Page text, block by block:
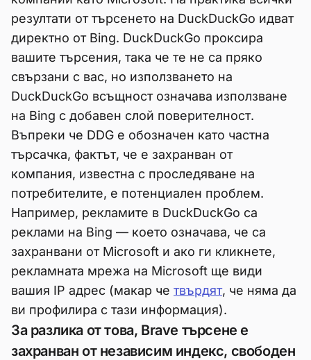
резултати от търсенето на DuckDuckGo идват
директно от Bing. DuckDuckGo проксира
вашите търсения, така че те не са пряко
свързани с вас, но използването на
DuckDuckGo всъщност означава използване
на Bing с добавен слой поверителност.
Въпреки че DDG е обозначен като частна
търсачка, фактът, че е захранван от
компания, известна с проследяване на
потребителите, е потенциален проблем.
Например, рекламите в DuckDuckGo са
реклами на Bing — което означава, че са
захранвани от Microsoft и ако ги кликнете,
рекламната мрежа на Microsoft ще види
вашия IP адрес (макар че твърдят, че няма да
ви профилира с тази информация).
За разлика от това, Brave търсене е
захранван от независим индекс, свободен